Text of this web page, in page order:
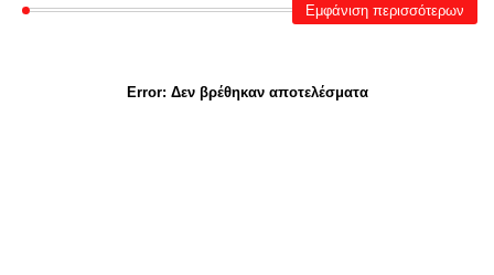
Εμφάνιση περισσότερων
Error: Δεν βρέθηκαν αποτελέσματα